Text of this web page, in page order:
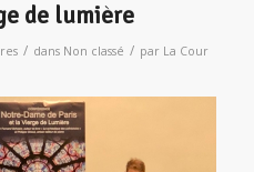
de lumière
/ dans Non classé / par La Cour